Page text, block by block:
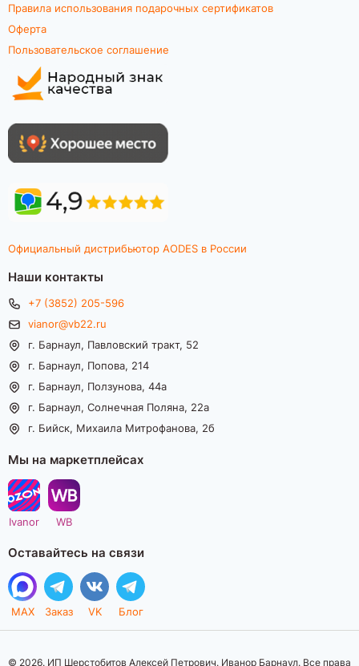
Правила использования подарочных сертификатов
Оферта
Пользовательское соглашение
Официальный дистрибьютор AODES в России
Наши контакты
+7 (3852) 205-596
vianor@vb22.ru
г. Барнаул, Павловский тракт, 52
г. Барнаул, Попова, 214
г. Барнаул, Ползунова, 44а
г. Барнаул, Солнечная Поляна, 22а
г. Бийск, Михаила Митрофанова, 2б
Мы на маркетплейсах
Ivanor WB
Оставайтесь на связи
MAX Заказ VK Блог
© 2026. ИП Шерстобитов Алексей Петрович. Иванор Барнаул. Все права